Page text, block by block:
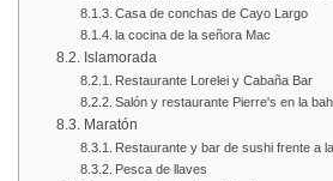
Casa de conchas de Cayo Largo
la cocina de la señora Mac
Islamorada
Restaurante Lorelei y Cabaña Bar
Salón y restaurante Pierre's en la
Maratón
Restaurante y bar de sushi frente a
Pesca de llaves